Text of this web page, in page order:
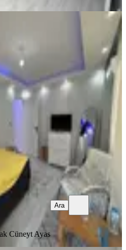
Satılık Kapalı Mutfak
Mahallesi
·Kot 1 06.08.2026
Cüneyt Ayas
Ara